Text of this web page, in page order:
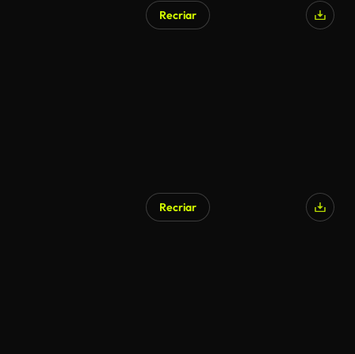
Recriar
Recriar